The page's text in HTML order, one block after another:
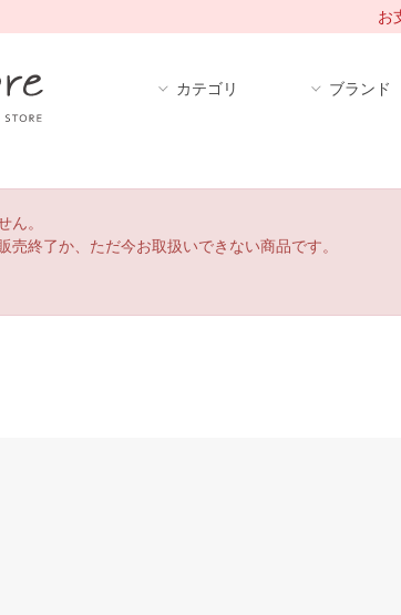
お
カテゴリ ブランド
ん。
売終了か、ただ今お取扱いできない商品です。